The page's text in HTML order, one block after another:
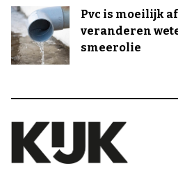
Pvc is moeilijk
veranderen
smeerolie